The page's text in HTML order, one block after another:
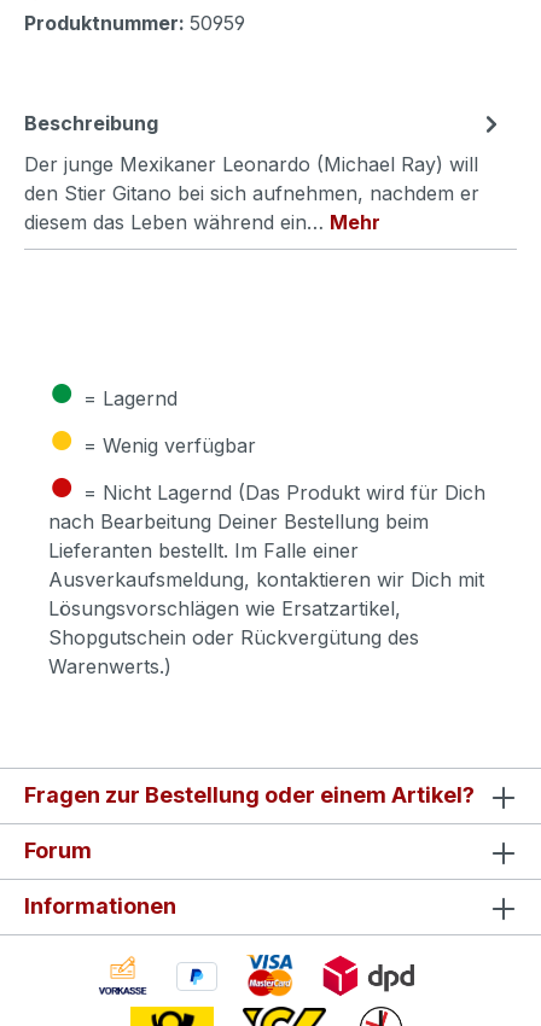
Produktnummer: 50959
Beschreibung
Der junge Mexikaner Leonardo (Michael Ray) will
den Stier Gitano bei sich aufnehmen, nachdem er
diesem das Leben während ein… Mehr
● = Lagernd
● = Wenig verfügbar
● = Nicht Lagernd (Das Produkt wird für Dich
nach Bearbeitung Deiner Bestellung beim
Lieferanten bestellt. Im Falle einer
Ausverkaufsmeldung, kontaktieren wir Dich mit
Lösungsvorschlägen wie Ersatzartikel,
Shopgutschein oder Rückvergütung des
Warenwerts.)
Fragen zur Bestellung oder einem Artikel?
Forum
Informationen